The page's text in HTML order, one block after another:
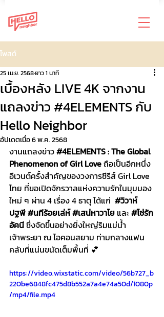
โพสต์
เบื้องหลัง LIVE 4K จากงาน
แถลงข่าว #4ELEMENTS กับ
Hello Neighbor
25 เม.ย. 2568ยาว 1 นาที
อัปเดตเมื่อ6 พ.ค. 2568
งานแถลงข่าว #4ELEMENTS : The Global
Phenomenon of Girl Love ถือเป็นอีกหนึ่ง
อีเวนต์ครั้งสำคัญของวงการซีรีส์ Girl Love
ไทย ที่ขอเปิดจักรวาลแห่งความรักในมุมมอง
ใหม่ ๆ ผ่าน 4 เรื่อง 4 ธาตุ ได้แก่ #วิวาห์
ปฐพี #นทีร้อยเล่ห์ #เสน่หาวาโย และ #โซ่รัก
อัคนี ซึ่งจัดขึ้นอย่างยิ่งใหญ่ริมแม่น้ำ
เจ้าพระยา ณ ไอคอนสยาม ท่ามกลางแฟน
คลับที่แน่นขนัดเต็มพื้นที่ 💕
https://video.wixstatic.com/video/56b727_b
220be6848fc475d8b552a7a4e74a50d/1080p
/mp4/file.mp4